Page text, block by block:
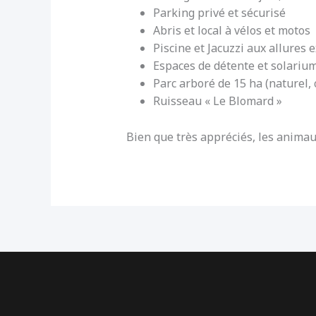
Parking privé et sécurisé
Abris et local à vélos et motos
Piscine et Jacuzzi aux allures
Espaces de détente et
Parc arboré de 15 ha
Ruisseau « Le Blomard »
Bien que très appréciés, les